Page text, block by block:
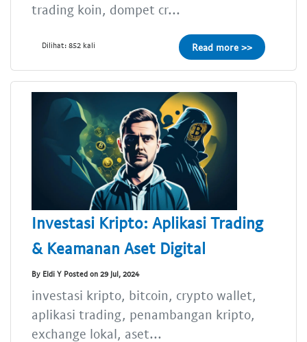
trading koin, dompet cr...
Dilihat: 852 kali Read more >>
Investasi Kripto: Aplikasi Trading
& Keamanan Aset Digital
By Eldi Y Posted on 29 Jul, 2024
investasi kripto, bitcoin, crypto wallet,
aplikasi trading, penambangan kripto,
exchange lokal, aset...